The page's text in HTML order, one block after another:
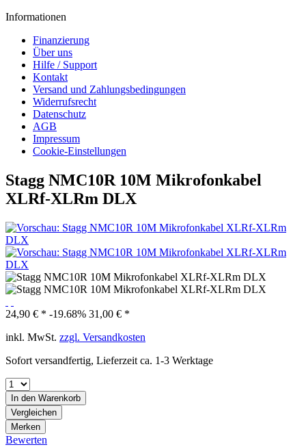
Informationen
Finanzierung
Über uns
Hilfe / Support
Kontakt
Versand und Zahlungsbedingungen
Widerrufsrecht
Datenschutz
AGB
Impressum
Cookie-Einstellungen
Stagg NMC10R 10M Mikrofonkabel
XLRf-XLRm DLX
24,90 € * -19.68% 31,00 € *
inkl. MwSt. zzgl. Versandkosten
Sofort versandfertig, Lieferzeit ca. 1-3 Werktage
In den Warenkorb
Vergleichen
Merken
Bewerten